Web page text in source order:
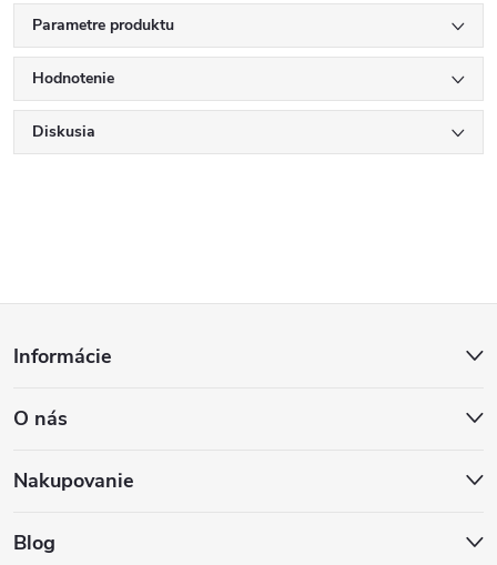
Parametre produktu
Hodnotenie
Diskusia
p
ä
Informácie
O nás
Nakupovanie
Blog